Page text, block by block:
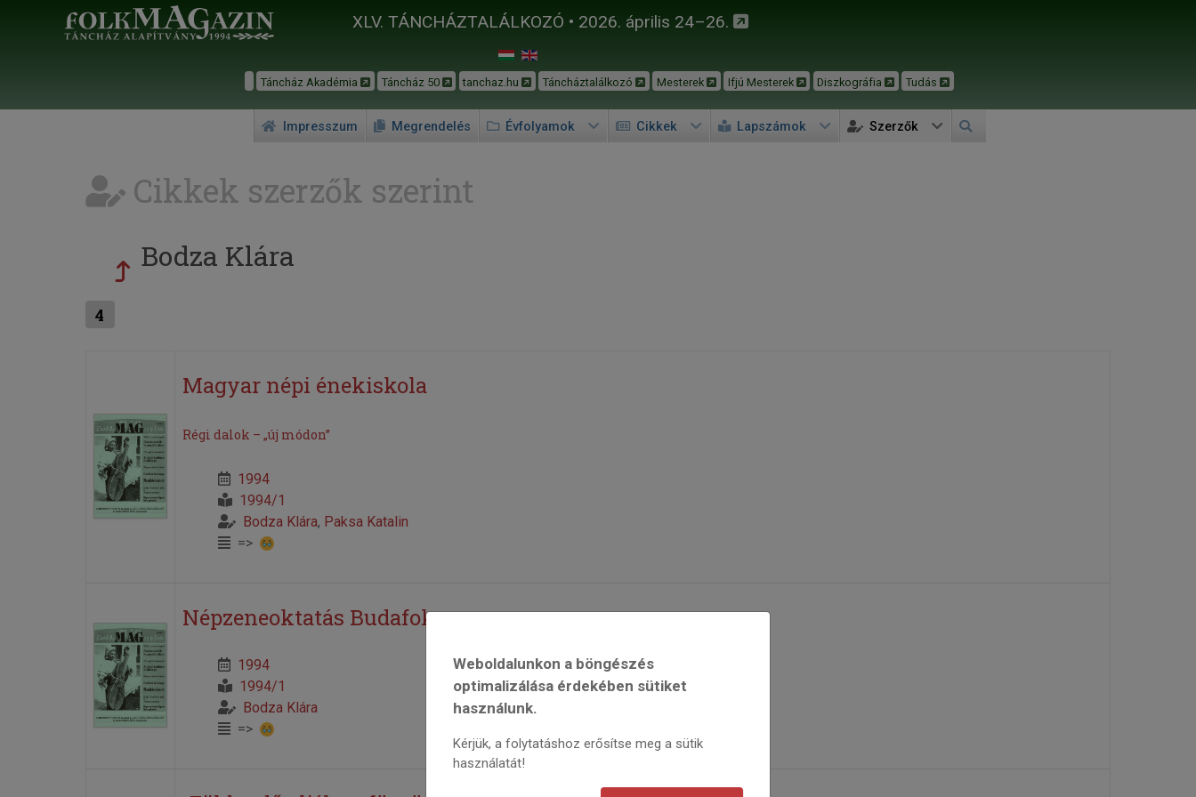
XLV. TÁNCHÁZTALÁLKOZÓ • 2026. április 24–26.
Táncház Akadémia Táncház 50 tanchaz.hu Táncháztalálkozó Mesterek Ifjú Mesterek Diszkográfia Tudás
Impresszum Megrendelés Évfolyamok Cikkek Lapszámok Szerzők
Cikkek szerzők szerint
Bodza Klára
4
Magyar népi énekiskola
Régi dalok – „új módon”
1994
1994/1
Bodza Klára, Paksa Katalin
=>
Népzeneoktatás Budafokon
1994
1994/1
Bodza Klára
=>
Weboldalunkon a böngészés
optimalizálása érdekében sütiket
használunk.
Kérjük, a folytatáshoz erősítse meg a sütik
használatát!